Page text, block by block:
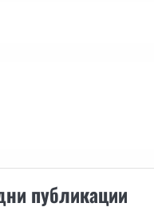
публикации